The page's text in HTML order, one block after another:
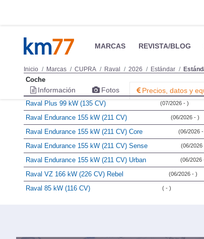
MARCAS REVISTA/BLOG
Inicio Marcas CUPRA Raval 2026 Estándar
Información Fotos Precios, datos y
Coche
Raval Plus 99 kW (135 CV) (07/2026 - )
Raval Endurance 155 kW (211 CV)
(06/2026 - )
Raval Endurance 155 kW (211 CV) Core
(06/2026 -
Raval Endurance 155 kW (211 CV) Sense
(06/2026
Raval Endurance 155 kW (211 CV) Urban
(06/2026
Raval VZ 166 kW (226 CV) Rebel
(06/2026 - )
Raval 85 kW (116 CV)
( - )